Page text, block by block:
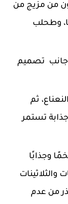
من مزيج من
وطحلب
جانب تصميم
ثم
تستمر
وجذابًا
والثلاثينات
من عدم